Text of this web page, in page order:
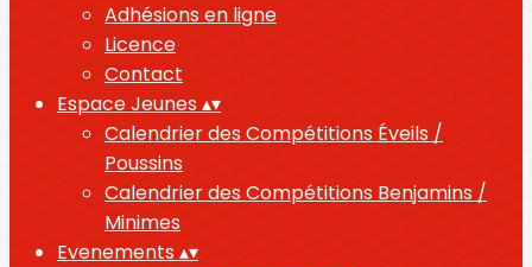
Adhésions en ligne
Licence
Contact
Espace Jeunes▴▾
Calendrier des Compétitions Éveils /
Poussins
Calendrier des Compétitions Benjamins /
Minimes
Evenements▴▾